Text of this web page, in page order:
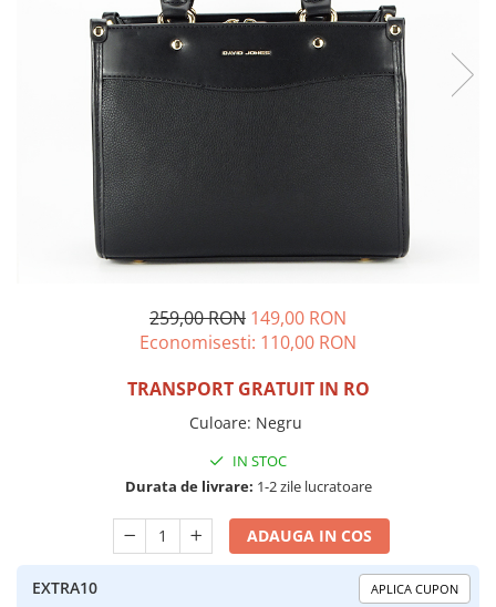
Incaltamine primavara-vara piele
Imbracaminte
Camasi si topuri
Blugi si pantaloni
Pulovere si cardigane
Incaltaminte toamna-iarna piele
259,00 RON 149,00 RON
Economisesti: 110,00 RON
TRANSPORT GRATUIT IN RO
Culoare: Negru
IN STOC
Durata de livrare: 1-2 zile lucratoare
ADAUGA IN COS
EXTRA10 APLICA CUPON